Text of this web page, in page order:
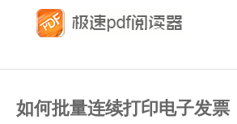
如何批量连续打印电子发